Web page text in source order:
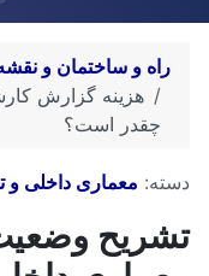
راه و ساختمان و
هزینه گزارش
چقدر است؟
توضیحات
دسته: معماری داخلی و
تشریح